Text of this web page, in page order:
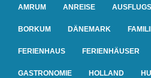
AMRUM ANREISE
BORKUM DÄNEMARK
FERIENHAUS FERIENHÄUSER
GASTRONOMIE HOLLAND